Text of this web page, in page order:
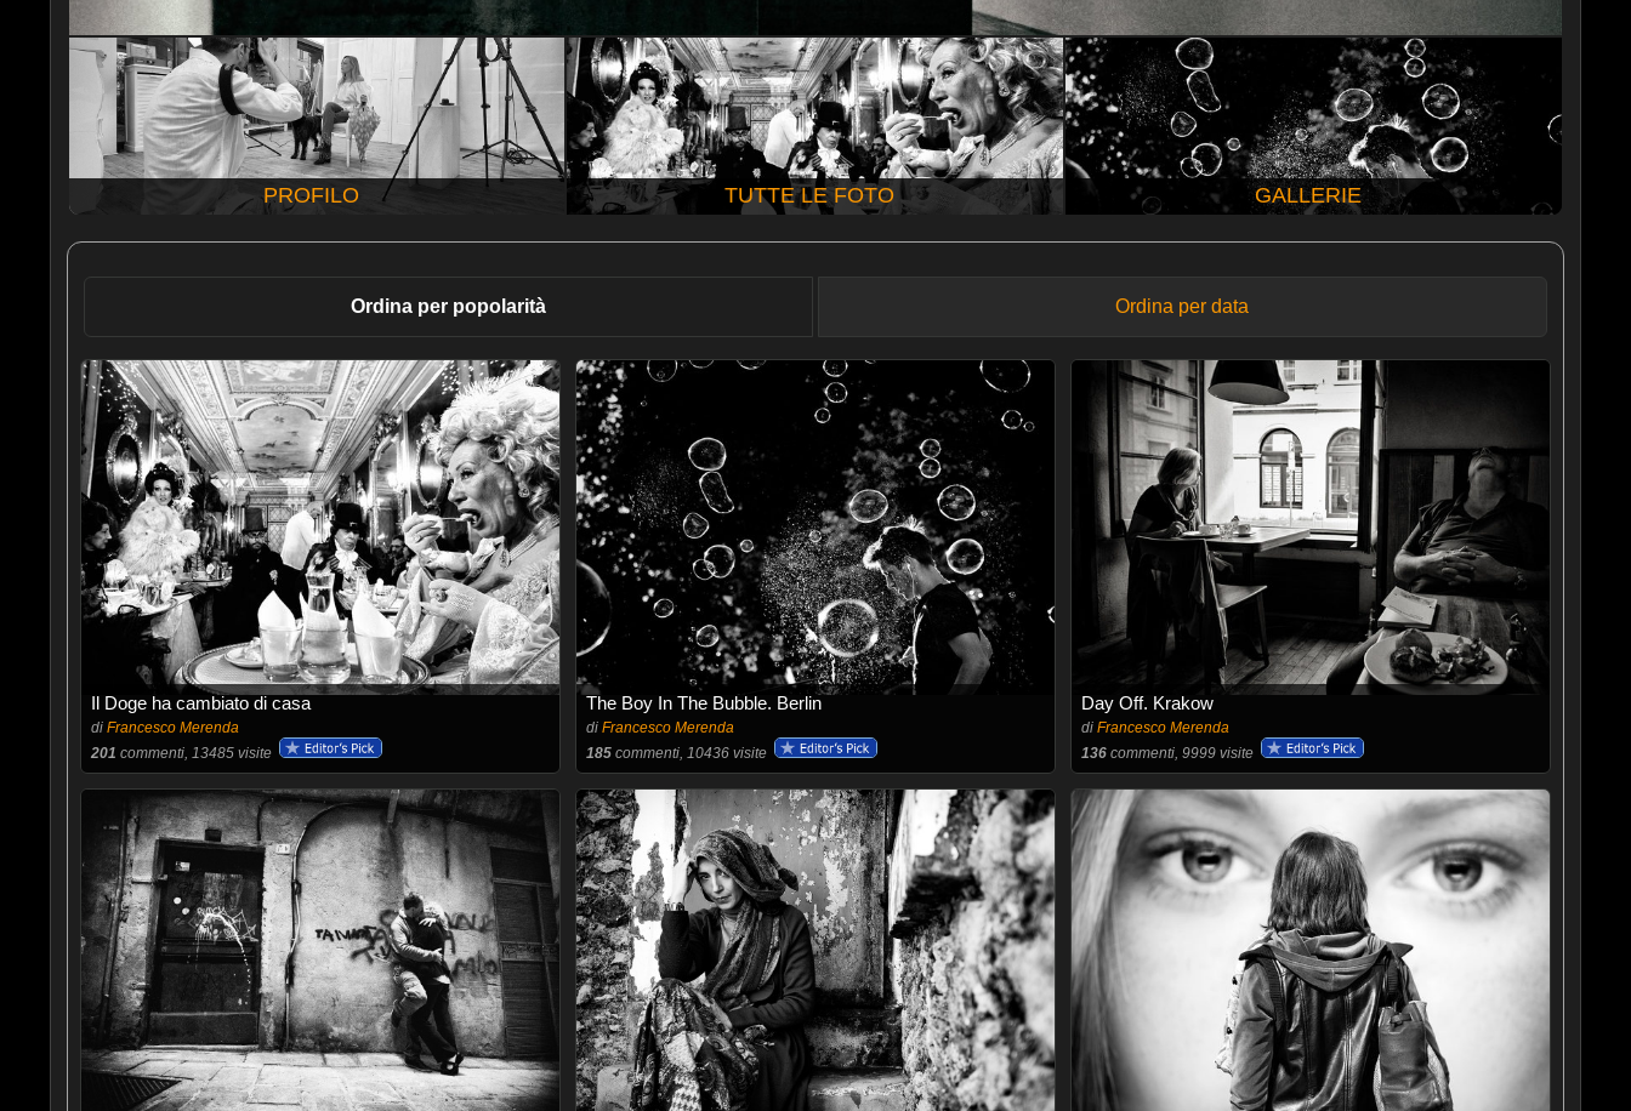
PROFILO TUTTE LE FOTO GALLERIE
Ordina per popolarità Ordina per data
Il Doge ha cambiato di casa
di Francesco Merenda
201 commenti, 13485 visite
The Boy In The Bubble. Berlin
di Francesco Merenda
185commenti, 10436 visite
Day Off. Krakow
diFrancesco Merenda
136 commenti, 9999 visite